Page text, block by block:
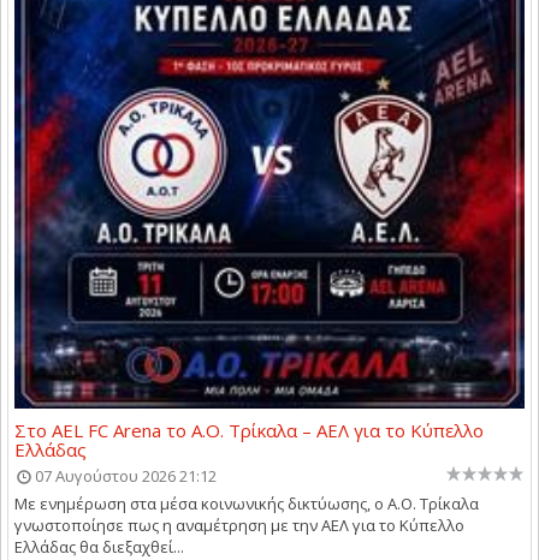
Στο AEL FC Arena το Α.Ο. Τρίκαλα – ΑΕΛ για το Κύπελλο
Ελλάδας
07 Αυγούστου 2026 21:12
Με ενημέρωση στα μέσα κοινωνικής δικτύωσης, ο Α.Ο. Τρίκαλα
γνωστοποίησε πως η αναμέτρηση με την ΑΕΛ για το Κύπελλο
Ελλάδας θα διεξαχθεί...